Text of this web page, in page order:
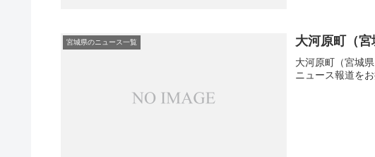
宮城県のニュース一覧 大河原町（
大河原町（宮城
ニュース報道を